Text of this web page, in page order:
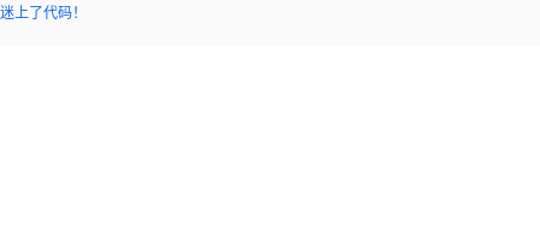
迷上了代码！